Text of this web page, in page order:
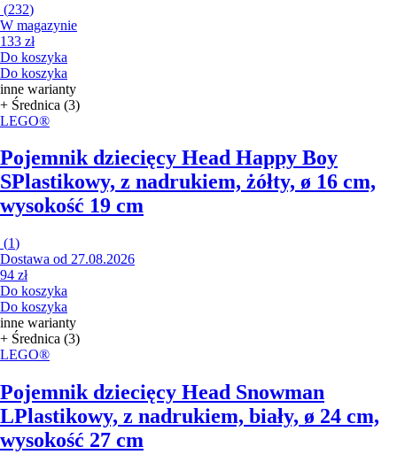
(232)
W magazynie
133 zł
Do koszyka
Do koszyka
inne warianty
+ Średnica (3)
LEGO®
Pojemnik dziecięcy Head Happy Boy
SPlastikowy, z nadrukiem, żółty, ø 16 cm,
wysokość 19 cm
(1)
Dostawa od 27.08.2026
94 zł
Do koszyka
Do koszyka
inne warianty
+ Średnica (3)
LEGO®
Pojemnik dziecięcy Head Snowman
LPlastikowy, z nadrukiem, biały, ø 24 cm,
wysokość 27 cm